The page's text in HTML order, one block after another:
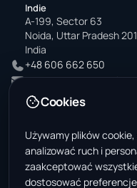
Indie
A-199, Sector 63
Noida, Uttar Pradesh
India
+48 606 662 650
office@wastemarkt.com
PRODUKT
Marketplace
Materiały — sprzedaż
FIRMA
Cookies
Używamy plików
analizować ruch i
zaakceptować
dostosować